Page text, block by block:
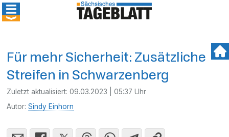
Für mehr Sicherheit: Zusätzliche
Streifen in Schwarzenberg
Zuletzt aktualisiert:09.03.2023 | 05:37 Uhr
Autor:Sindy Einhorn